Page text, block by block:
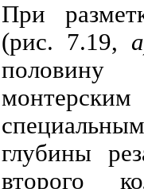
При
(рис. 7.19,
половину
глубины
второго